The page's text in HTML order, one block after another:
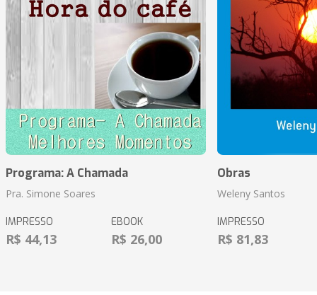
Programa: A Chamada
Pra. Simone Soares
IMPRESSO
R$ 44,13
EBOOK
R$ 26,00
Obras
Weleny Santos
IMPRESSO
R$ 81,83